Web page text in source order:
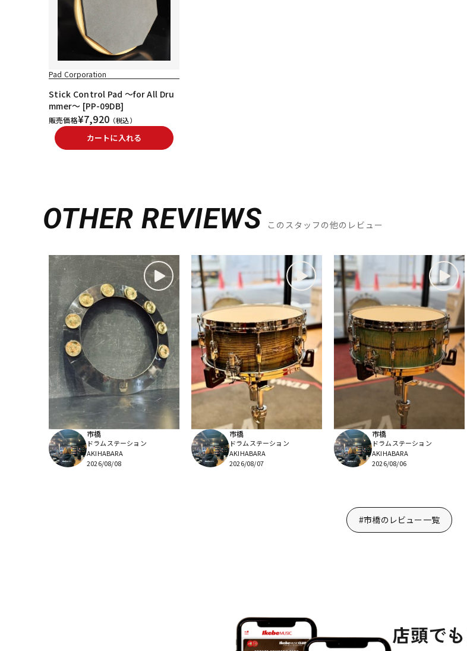
Pad Corporation
Stick Control Pad ～for All Dru
mmer～ [PP-09DB]
販売価格¥7,920 （税込）
カートに入れる
OTHER REVIEWS このスタッフの他のレビュー
市橋
ドラムステーション
AKIHABARA
2026/08/08
市橋
ドラムステーション
AKIHABARA
2026/08/07
市橋
ドラムステーション
AKIHABARA
2026/08/06
#市橋のレビュー一覧